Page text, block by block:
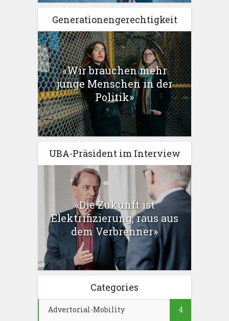
Generationengerechtigkeit
«Wir brauchen mehr
junge Menschen in der
Politik»
UBA-Präsident im Interview
«Die Zukunft ist
Elektrifizierung, raus aus
dem Verbrenner»
Categories
Advertorial-Mobility 4